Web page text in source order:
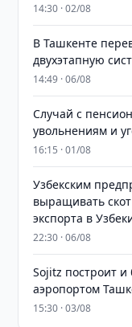
14:30 · 02/08
В Ташкенте
двухэтапную
14:49 · 06/08
Случай с
увольнениям и
16:15 · 01/08
Узбекским
выращивать
экспорта в
22:30 · 06/08
Sojitz построит
аэропортом
15:30 · 03/08